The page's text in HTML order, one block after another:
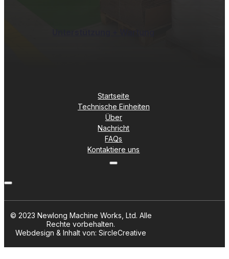
Startseite
Technische Einheiten
Über
Nachricht
FAQs
Kontaktiere uns
© 2023 Newlong Machine Works, Ltd. Alle
Rechte vorbehalten.
Webdesign & Inhalt von: SircleCreative